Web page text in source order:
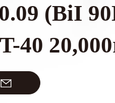
(BiI
40